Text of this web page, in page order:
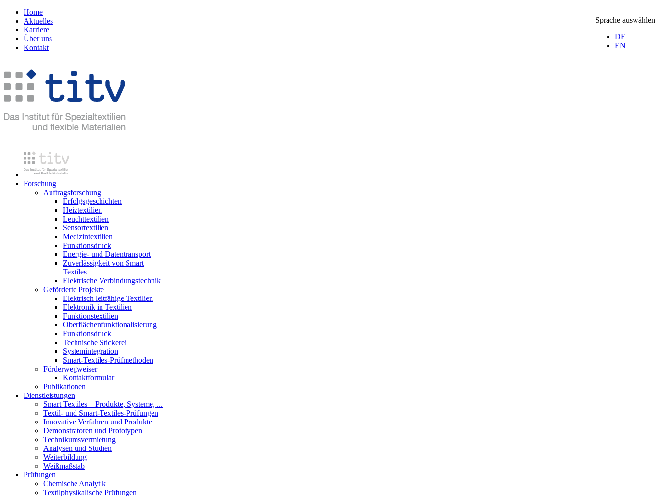
Sprache auswählen
DE
EN
Home
Aktuelles
Karriere
Über uns
Kontakt
Forschung
Auftragsforschung
Erfolgsgeschichten
Heiztextilien
Leuchttextilien
Sensortextilien
Medizintextilien
Funktionsdruck
Energie- und Datentransport
Zuverlässigkeit von Smart
Textiles
Elektrische Verbindungstechnik
Geförderte Projekte
Elektrisch leitfähige Textilien
Elektronik in Textilien
Funktionstextilien
Oberflächenfunktionalisierung
Funktionsdruck
Technische Stickerei
Systemintegration
Smart-Textiles-Prüfmethoden
Förderwegweiser
Kontaktformular
Publikationen
Dienstleistungen
Smart Textiles – Produkte, Systeme, ...
Textil- und Smart-Textiles-Prüfungen
Innovative Verfahren und Produkte
Demonstratoren und Prototypen
Technikumsvermietung
Analysen und Studien
Weiterbildung
Weißmaßstab
Prüfungen
Chemische Analytik
Textilphysikalische Prüfungen